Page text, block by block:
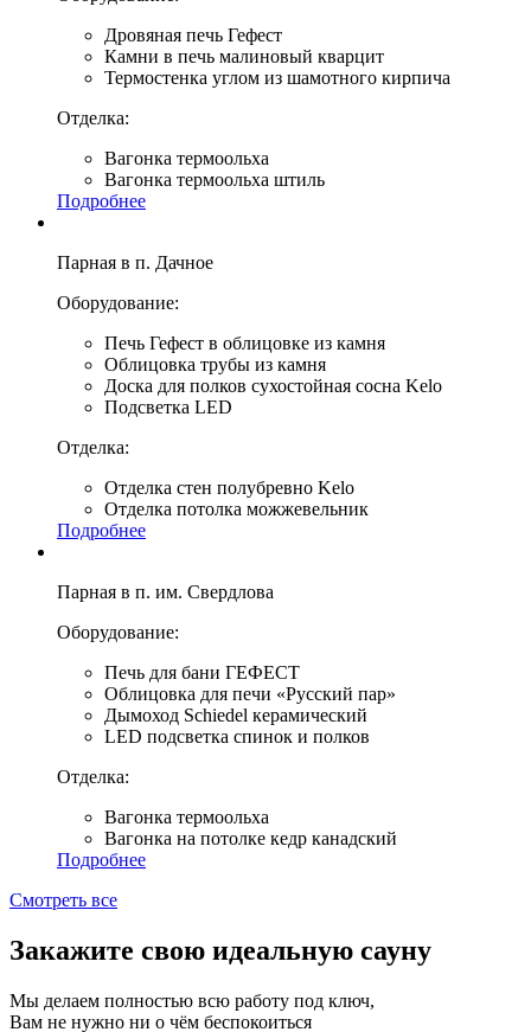
Дровяная печь Гефест
Камни в печь малиновый кварцит
Термостенка углом из шамотного кирпича
Отделка:
Вагонка термоольха
Вагонка термоольха штиль
Подробнее
Парная в п. Дачное
Оборудование:
Печь Гефест в облицовке из камня
Облицовка трубы из камня
Доска для полков сухостойная сосна Kelo
Подсветка LED
Отделка:
Отделка стен полубревно Kelo
Отделка потолка можжевельник
Подробнее
Парная в п. им. Свердлова
Оборудование:
Печь для бани ГЕФЕСТ
Облицовка для печи «Русский пар»
Дымоход Schiedel керамический
LED подсветка спинок и полков
Отделка:
Вагонка термоольха
Вагонка на потолке кедр канадский
Подробнее
Смотреть все
Закажите свою идеальную сауну
Мы делаем полностью всю работу под ключ,
Вам не нужно ни о чём беспокоиться